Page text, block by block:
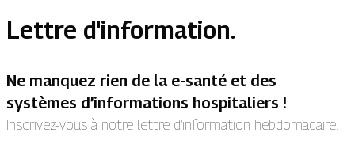
Lettre d'information.
Ne manquez rien de la e-santé et des
systèmes d’informations hospitaliers !
Inscrivez-vous à notre lettre d’information hebdomadaire.